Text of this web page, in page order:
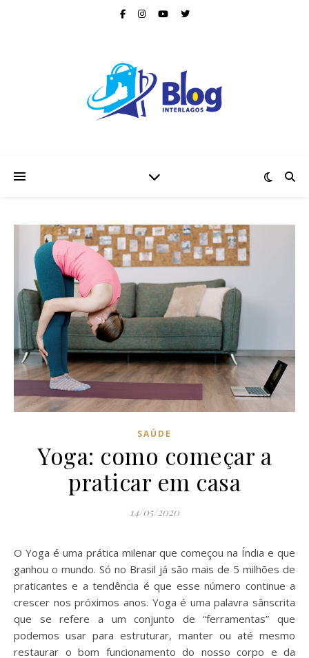
SAÚDE
Yoga: como começar a
praticar em casa
14/05/2020
O Yoga é uma prática milenar que começou na Índia e que
ganhou o mundo. Só no Brasil já são mais de 5 milhões de
praticantes e a tendência é que esse número continue a
crescer nos próximos anos. Yoga é uma palavra sânscrita
que se refere a um conjunto de “ferramentas” que
podemos usar para estruturar, manter ou até mesmo
restaurar o bom funcionamento do nosso corpo e da